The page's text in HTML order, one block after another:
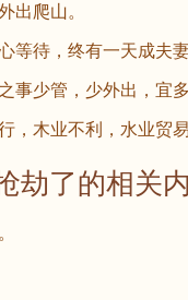
爬山。
待，终有一天成夫妻
少管，少外出，宜多
木业不利，水业贸易
了的相关